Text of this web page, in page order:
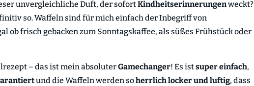
unvergleichliche Duft, der sofortKindheitserinnerungenweckt?
so. Waffeln sind für mich einfach der Inbegriff von
ob frisch gebacken zum Sonntagskaffee, als süßes Frühstück oder
– das ist mein absoluterGamechanger! Es istsuper einfach,
und die Waffeln werden soherrlich locker und luftig, dass